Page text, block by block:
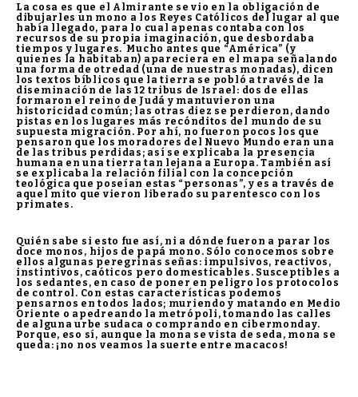
La cosa es que el Almirante se vio en la obligación de
dibujarles un mono a los Reyes Católicos del lugar al que
había llegado, para lo cual apenas contaba con los
recursos de su propia imaginación, que desbordaba
tiempos y lugares. Mucho antes que “América” (y
quienes la habitaban) apareciera en el mapa señalando
una forma de otredad (una de nuestras monadas), dicen
los textos bíblicos que la tierra se pobló a través de la
diseminación de las 12 tribus de Israel: dos de ellas
formaron el reino de Judá y mantuvieron una
historicidad común; las otras diez se perdieron, dando
pistas en los lugares más recónditos del mundo de su
supuesta migración. Por ahí, no fueron pocos los que
pensaron que los moradores del Nuevo Mundo eran una
de las tribus perdidas; así se explicaba la presencia
humana en una tierra tan lejana a Europa. También así
se explicaba la relación filial con la concepción
teológica que poseían estas “personas”, y es a través de
aquel mito que vieron liberado su parentesco con los
primates.
Quién sabe si esto fue así, ni a dónde fueron a parar los
doce monos, hijos de papá mono. Sólo conocemos sobre
ellos algunas peregrinas señas: impulsivos, reactivos,
instintivos, caóticos pero domesticables. Susceptibles a
los sedantes, en caso de poner en peligro los protocolos
de control. Con estas características podemos
pensarnos en todos lados; muriendo y matando en Medio
Oriente o apedreando la metrópoli, tomando las calles
de alguna urbe sudaca o comprando en cibermonday.
Porque, eso sí, aunque la mona se vista de seda, mona se
queda: ¡no nos veamos la suerte entre macacos!